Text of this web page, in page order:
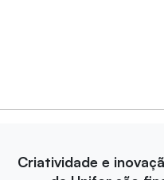
Criatividade e